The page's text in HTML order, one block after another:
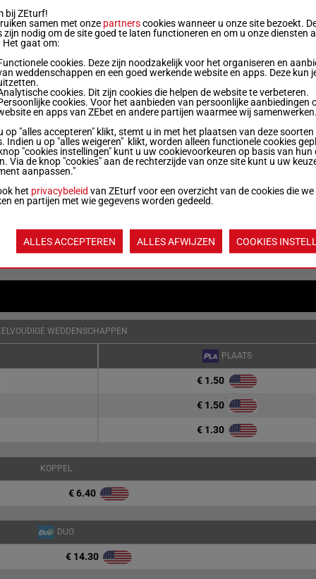
56 kg 4p 6p (25) 4p 5p 8p 3
56 kg 1p (25) 7p 7p 8p 2p 4
56 kg 3p 1p (25) 4p 1p 4p 5
56 kg 6p 4p 3p 1p (25) 7p 6
56 kg 7p 6p 6p 7p 7p
Jouw favoriete
paarden
WEDDENSCHAPPEN
PLAATS
€ 1.50
€ 1.50
€ 1.30
KOPPEL
€ 6.40
DUO
€ 14.30
bij ZEturf!
samen met onze partnerscookies wanneer u onze site bezoekt.
zijn nodig om de site goed te laten functioneren en om u onze diensten
Het gaat om:
cookies. Deze zijn noodzakelijk voor het organiseren en
weddenschappen en een goed werkende website en apps. Deze kun
cookies. Dit zijn cookies die helpen de website te verbeteren.
cookies. Voor het aanbieden van persoonlijke aanbiedingen
en apps van ZEbet en andere partijen waarmee wij
op "alles accepteren" klikt, stemt u in met het plaatsen van deze soorten
Indien u op "alles weigeren" klikt, worden alleen functionele cookies
"cookies instellingen" kunt u uw cookievoorkeuren op basis van hun
Via de knop "cookies" aan de rechterzijde van onze site kunt u uw
aanpassen."
het privacybeleid van ZEturf voor een overzicht van de cookies die we
en partijen met wie gegevens worden gedeeld.
ALLES ACCEPTEREN ALLES AFWIJZEN COOKIES